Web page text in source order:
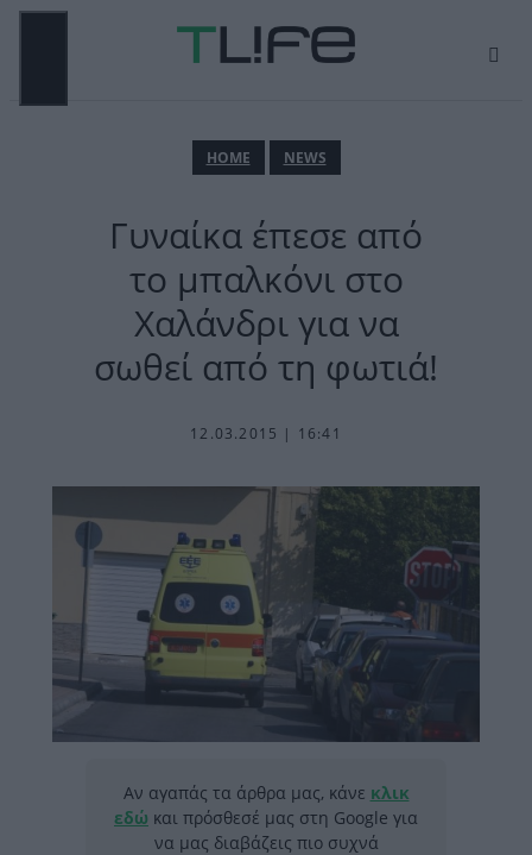
Μετάβαση
ΗΟΜΕ NEWS
Γυναίκα έπεσε από
το μπαλκόνι στο
Χαλάνδρι για να
σωθεί από τη φωτιά!
12.03.2015 | 16:41
Αν αγαπάς τα άρθρα μας, κάνε κλικ
εδώ και πρόσθεσέ μας στη Google για
να μας διαβάζεις πιο συχνά